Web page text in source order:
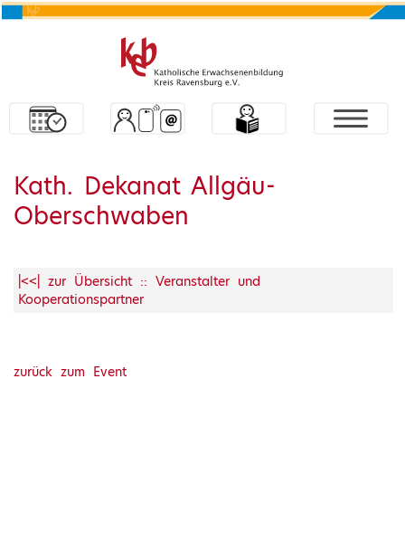
Kath. Dekanat Allgäu-
Oberschwaben
|<<| zur Übersicht :: Veranstalter und
Kooperationspartner
zurück zum Event